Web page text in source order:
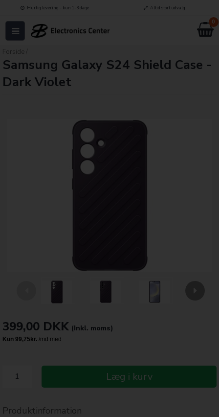
Hurtig levering - kun 1-3 dage Altid stort udvalg
0
Forside
Samsung Galaxy S24 Shield Case -
Dark Violet
399,00 DKK (Inkl. moms)
Læg i kurv
Produktinformation